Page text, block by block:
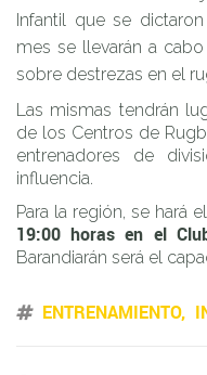
Infantil que se
mes se llevarán a
sobre destrezas en el
Las mismas tendrán
de los Centros de
entrenadores de
influencia.
Para la región, se hará
19:00 horas en el
Barandiarán será el
ENTRENAMIENTO